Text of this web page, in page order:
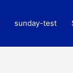
sunday-test